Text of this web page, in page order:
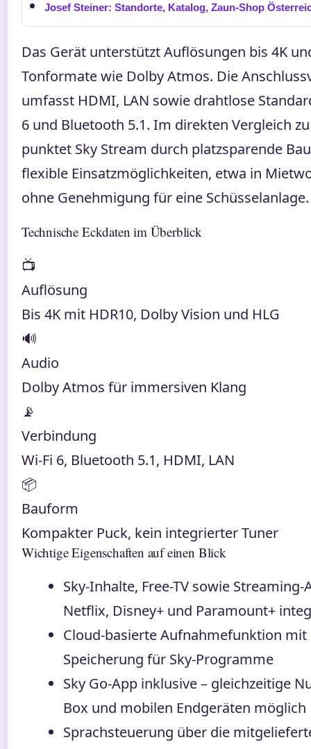
Josef Steiner: Standorte, Katalog, Zaun-Shop
Das Gerät unterstützt Auflösungen bis 4K
Tonformate wie Dolby Atmos. Die
umfasst HDMI, LAN sowie drahtlose
6 und Bluetooth 5.1. Im direkten Vergleich
punktet Sky Stream durch platzsparende
flexible Einsatzmöglichkeiten, etwa in
ohne Genehmigung für eine Schüsselanlage.
Technische Eckdaten im Überblick
📺
Auflösung
Bis 4K mit HDR10, Dolby Vision und HLG
🔊
Audio
Dolby Atmos für immersiven Klang
📡
Verbindung
Wi-Fi 6, Bluetooth 5.1, HDMI, LAN
📦
Bauform
Kompakter Puck, kein integrierter Tuner
Wichtige Eigenschaften auf einen Blick
Sky-Inhalte, Free-TV sowie Streaming-
Netflix, Disney+ und Paramount+
Cloud-basierte Aufnahmefunktion mit
Speicherung für Sky-Programme
Sky Go-App inklusive – gleichzeitige
Box und mobilen Endgeräten möglich
Sprachsteuerung über die